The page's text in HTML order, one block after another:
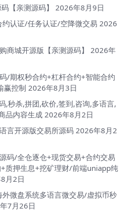
【亲测源码】
2026年8月9日
认证/任务认证/空降微交易 2026
商城开源版【亲测源码】
2026年
/期权秒合约+杠杆合约+智能合约
赢控制 2026年8月3日
,秒杀,拼团,砍价,签到,咨询,多语言,
品内容生成 2026年8月2日
言开源版交易所源码 2026年8月2
码/全仓逐仓+现货交易+合约交易
质押生息+挖矿理财/前端uniapp纯
月2日
微盘系统多语言微交易/虚拟币秒
7月26日